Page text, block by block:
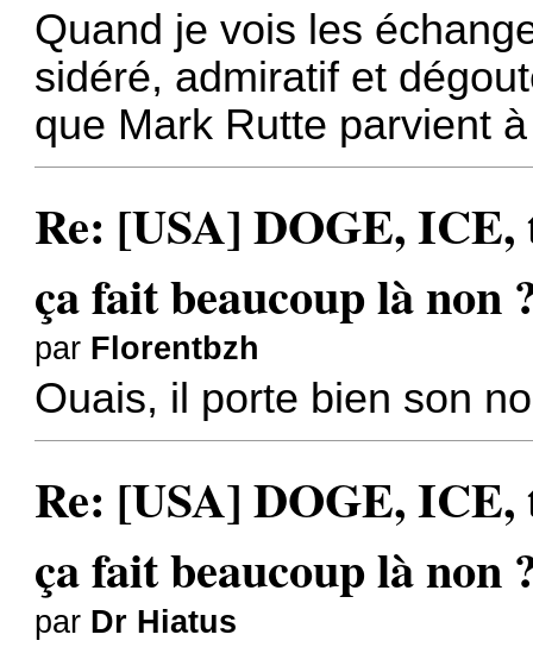
Quand je vois les
sidéré, admiratif et
que Mark Rutte parvient
Re: [USA] DOGE,
ça fait beaucoup là non
par Florentbzh
Ouais, il porte bien son
Re: [USA] DOGE,
ça fait beaucoup là non
par Dr Hiatus